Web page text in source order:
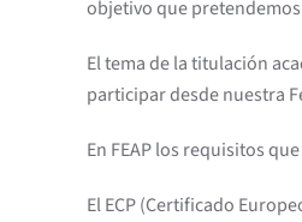
objetivo que
El tema de la titulación
participar desde nuestra
En FEAP los requisitos
El ECP (Certificado